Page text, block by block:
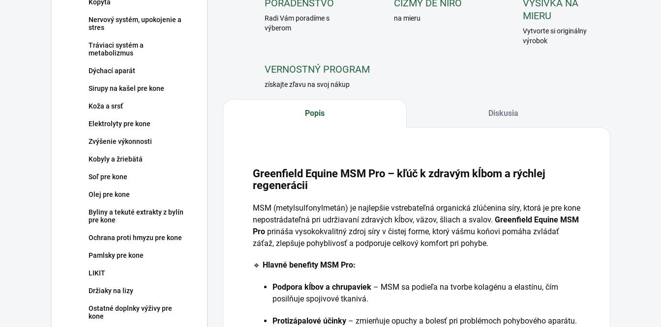
Kopytá
Nervový systém, upokojenie a
stres
Tráviaci systém a
metabolizmus
Dýchací aparát
Sirupy na kašel pre kone
Koža a srsť
Elektrolyty pre kone
Zvýšenie výkonnosti
Kobyly a žriebätá
Soľ pre kone
Olej pre kone
Byliny a tekuté extrakty z bylín
pre kone
Ochrana proti hmyzu pre kone
Pamlsky pre kone
LIKIT
Držiaky na lizy
Ostatné doplnky výživy pre
kone
PORADENSTVO
Radi Vám poradíme s
výberom
ČIŽMY DE NIRO
na mieru
VÝŠIVKA NA
MIERU
Vytvorte si originálny
výrobok
VERNOSTNÝ PROGRAM
získajte zľavu na svoj nákup
Popis Diskusia
Greenfield Equine MSM Pro – kľúč k zdravým kĺbom a rýchlej
regenerácii
MSM (metylsulfonylmetán) je najlepšie vstrebateľná organická zlúčenina síry, ktorá je pre kone
nepostrádateľná pri udržiavaní zdravých kĺbov, väzov, šliach a svalov. Greenfield Equine MSM
Pro prináša vysokokvalitný zdroj síry v čistej forme, ktorý vášmu koňovi pomáha zvládať
záťaž, zlepšuje pohyblivosť a podporuje celkový komfort pri pohybe.
🔹 Hlavné benefity MSM Pro:
Podpora kĺbov a chrupaviek – MSM sa podieľa na tvorbe kolagénu a elastínu, čím
posilňuje spojivové tkanivá.
Protizápalové účinky – zmierňuje opuchy a bolesť pri problémoch pohybového aparátu.